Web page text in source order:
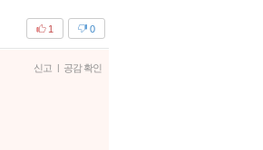
0
1
신고 | 공감 확인